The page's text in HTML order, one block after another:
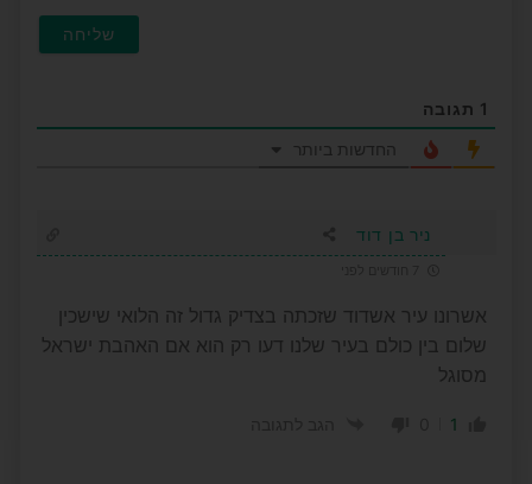
1 תגובה
החדשות ביותר
ניר בן דוד
אשרונו עיר אשדוד שזכתה בצדיק גדול זה הלואי שישכין
שלום בין כולם בעיר שלנו דעו רק הוא אם האהבת ישראל
מסוגל
1